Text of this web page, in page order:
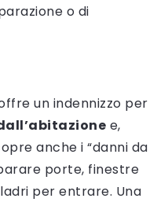
o di
un indennizzo per
e,
anche i “danni da
porte, finestre
per entrare. Una